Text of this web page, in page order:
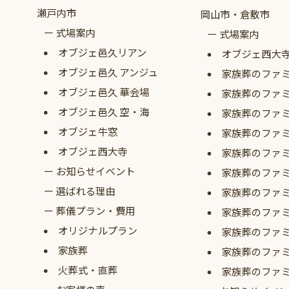
瀬戸内市
式場案内
オブジェ 邑久リアン
オブジェ 邑久 アンジュ
オブジェ 邑久 華会場
オブジェ 邑久 空・海
オブジェ牛窓
オブジェ西大寺
お知らせイベント
選ばれる理由
葬儀プラン・費用
オリジナルプラン
家族葬
火葬式・直葬
岡山市・倉敷市
式場案内
オブジェ西大
家族葬のファ
家族葬のファ
家族葬のファ
家族葬のファ
家族葬のファ
家族葬のファ
家族葬のファ
家族葬のファ
家族葬のファ
家族葬のファ
家族葬のファ